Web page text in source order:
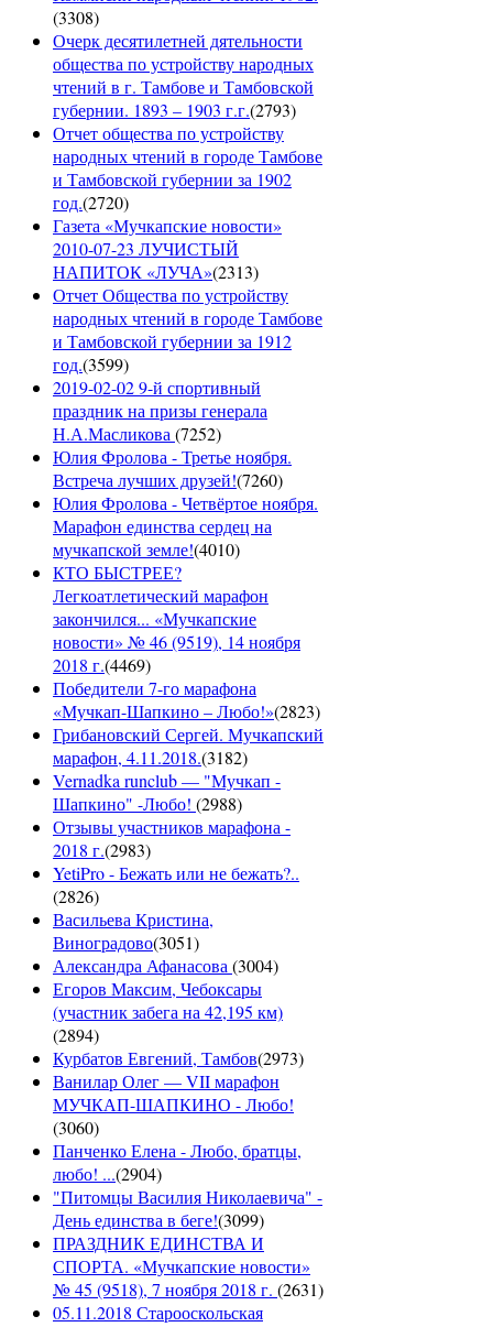
(3308)
Очерк десятилетней дятельности
общества по устройству народных
чтений в г. Тамбове и Тамбовской
губернии. 1893 – 1903 г.г.(2793)
Отчет общества по устройству
народных чтений в городе Тамбове
и Тамбовской губернии за 1902
год.(2720)
Газета «Мучкапские новости»
2010-07-23 ЛУЧИСТЫЙ
НАПИТОК «ЛУЧА»(2313)
Отчет Общества по устройству
народных чтений в городе Тамбове
и Тамбовской губернии за 1912
год.(3599)
2019-02-02 9-й спортивный
праздник на призы генерала
Н.А.Масликова(7252)
Юлия Фролова - Третье ноября.
Встреча лучших друзей!(7260)
Юлия Фролова - Четвёртое ноября.
Марафон единства сердец на
мучкапской земле!(4010)
КТО БЫСТРЕЕ?
Легкоатлетический марафон
закончился... «Мучкапские
новости» № 46 (9519), 14 ноября
2018 г.(4469)
Победители 7-го марафона
«Мучкап-Шапкино – Любо!»(2823)
Грибановский Сергей. Мучкапский
марафон, 4.11.2018.(3182)
Vernadka runclub — "Мучкап -
Шапкино" -Любо! (2988)
Отзывы участников марафона -
2018 г.(2983)
YetiPro - Бежать или не бежать?..
(2826)
Васильева Кристина,
Виноградово(3051)
Александра Афанасова(3004)
Егоров Максим, Чебоксары
(участник забега на 42,195 км)
(2894)
Курбатов Евгений, Тамбов(2973)
Ванилар Олег — VII марафон
МУЧКАП-ШАПКИНО - Любо!
(3060)
Панченко Елена - Любо, братцы,
любо! ...(2904)
"Питомцы Василия Николаевича" -
День единства в беге!(3099)
ПРАЗДНИК ЕДИНСТВА И
СПОРТА. «Мучкапские новости»
№ 45 (9518), 7 ноября 2018 г. (2631)
05.11.2018 Старооскольская